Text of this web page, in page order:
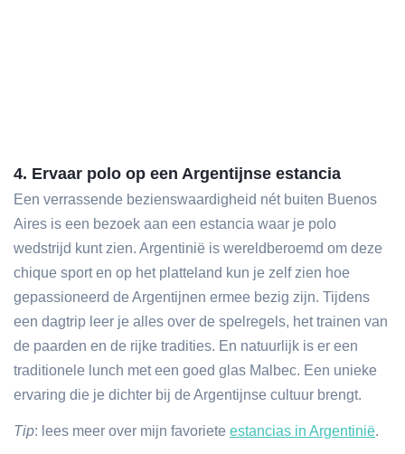
4. Ervaar polo op een Argentijnse estancia
Een verrassende bezienswaardigheid nét buiten Buenos
Aires is een bezoek aan een estancia waar je polo
wedstrijd kunt zien. Argentinië is wereldberoemd om deze
chique sport en op het platteland kun je zelf zien hoe
gepassioneerd de Argentijnen ermee bezig zijn. Tijdens
een dagtrip leer je alles over de spelregels, het trainen van
de paarden en de rijke tradities. En natuurlijk is er een
traditionele lunch met een goed glas Malbec. Een unieke
ervaring die je dichter bij de Argentijnse cultuur brengt.
Tip: lees meer over mijn favoriete estancias in Argentinië.